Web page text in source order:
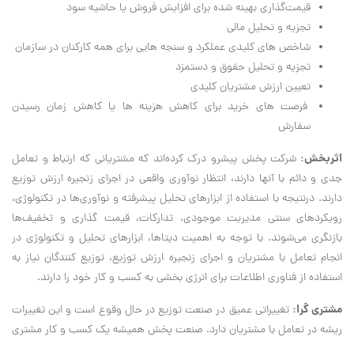
قیمت‌گذاری بهینه شده برای افزایش فروش یا حاشیه سود
تجزیه و تحلیل مالی
شاخص های کلیدی عملکرد و سنجه هایی برای همه کارکنان در سازمان
تجزیه و تحلیل حقوق و دستمزد
تعیین ارزش مشتریان کلیدی
فرصت های خرید برای کاهش هزینه ها یا کاهش زمان رسیدن
سفارش
اثربخش: شرکت پخش پیشرو درک کرده‌اند که مشتریانی که ارتباط و تعامل
جدی و دائم با آنها دارند، انتظار نوآوری واقعی در اجرای زنجیره ارزش توزیع
دارند. درنتیجه با استفاده از ابزارهای تحلیل پیشرفته و نوآوری‌ها در تکنولوژی،
رویکردهای سنتی مدیریت موجودی، تدارکات، قیمت گذاری و تخفیف‌ها
بازنگری می‌شوند. با توجه به اهمیت دیتاها، ابزارهای تحلیل و تکنولوژی در
انجام تعامل با مشتریان و اجرای زنجیره ارزش توزیع، توزیع کنندگان نیاز به
استفاده از فناوری اطلاعات برای انرژی بخشی به کسب و کار خود را دارند.
مشتری گرا: تغییراتی عمیق در صنعت توزیع در حال وقوع است و این تغییرات
ریشه در تعامل با مشتریان دارد. صنعت پخش همیشه یک کسب و کار مشتری